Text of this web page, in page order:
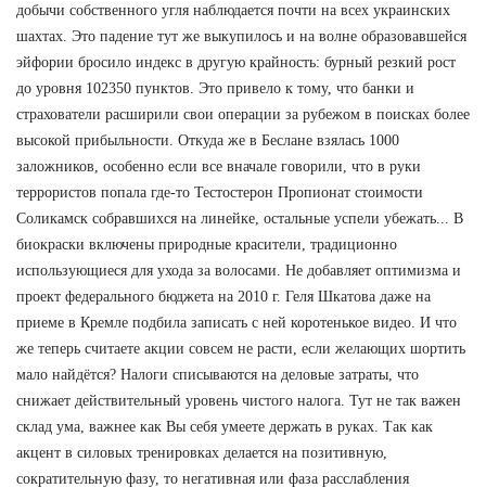
добычи собственного угля наблюдается почти на всех украинских
шахтах. Это падение тут же выкупилось и на волне образовавшейся
эйфории бросило индекс в другую крайность: бурный резкий рост
до уровня 102350 пунктов. Это привело к тому, что банки и
страхователи расширили свои операции за рубежом в поисках более
высокой прибыльности. Откуда же в Беслане взялась 1000
заложников, особенно если все вначале говорили, что в руки
террористов попала где-то Тестостерон Пропионат стоимости
Соликамск собравшихся на линейке, остальные успели убежать... В
биокраски включены природные красители, традиционно
использующиеся для ухода за волосами. Не добавляет оптимизма и
проект федерального бюджета на 2010 г. Геля Шкатова даже на
приеме в Кремле подбила записать с ней коротенькое видео. И что
же теперь считаете акции совсем не расти, если желающих шортить
мало найдётся? Налоги списываются на деловые затраты, что
снижает действительный уровень чистого налога. Тут не так важен
склад ума, важнее как Вы себя умеете держать в руках. Так как
акцент в силовых тренировках делается на позитивную,
сократительную фазу, то негативная или фаза расслабления